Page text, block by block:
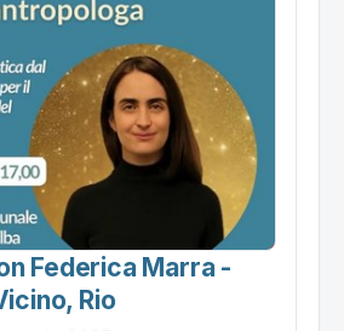
Federica Marra -
Rio